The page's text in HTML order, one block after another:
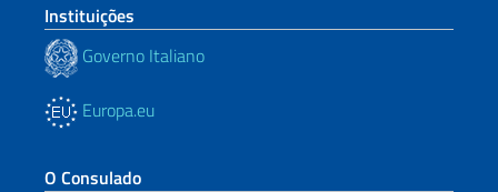
Instituições
Governo Italiano
Europa.eu
O Consulado